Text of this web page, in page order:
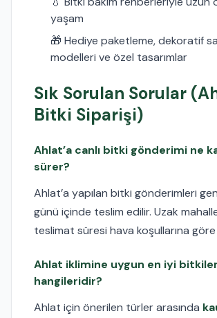
yaşam
🎁 Hediye paketleme, dekoratif
modelleri ve özel tasarımlar
Sık Sorulan Sorular
Bitki Siparişi)
Ahlat’a canlı bitki gönderimi ne
sürer?
Ahlat’a yapılan bitki gönderimleri
günü içinde teslim edilir. Uzak
teslimat süresi hava koşullarına
Ahlat iklimine uygun en iyi bitkiler
hangileridir?
Ahlat için önerilen türler arasında